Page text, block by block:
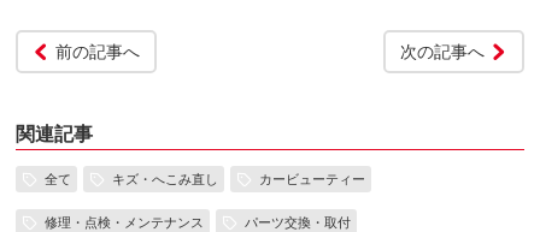
前の記事へ 次の記事へ
関連記事
全て キズ・へこみ直し カービューティー
修理・点検・メンテナンス パーツ交換・取付